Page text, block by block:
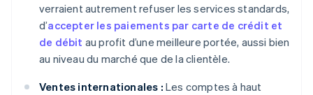
verraient autrement refuser les services standards,
d’accepter les paiements par carte de crédit et
de débit au profit d’une meilleure portée, aussi bien
au niveau du marché que de la clientèle.
Ventes internationales : Les comptes à haut